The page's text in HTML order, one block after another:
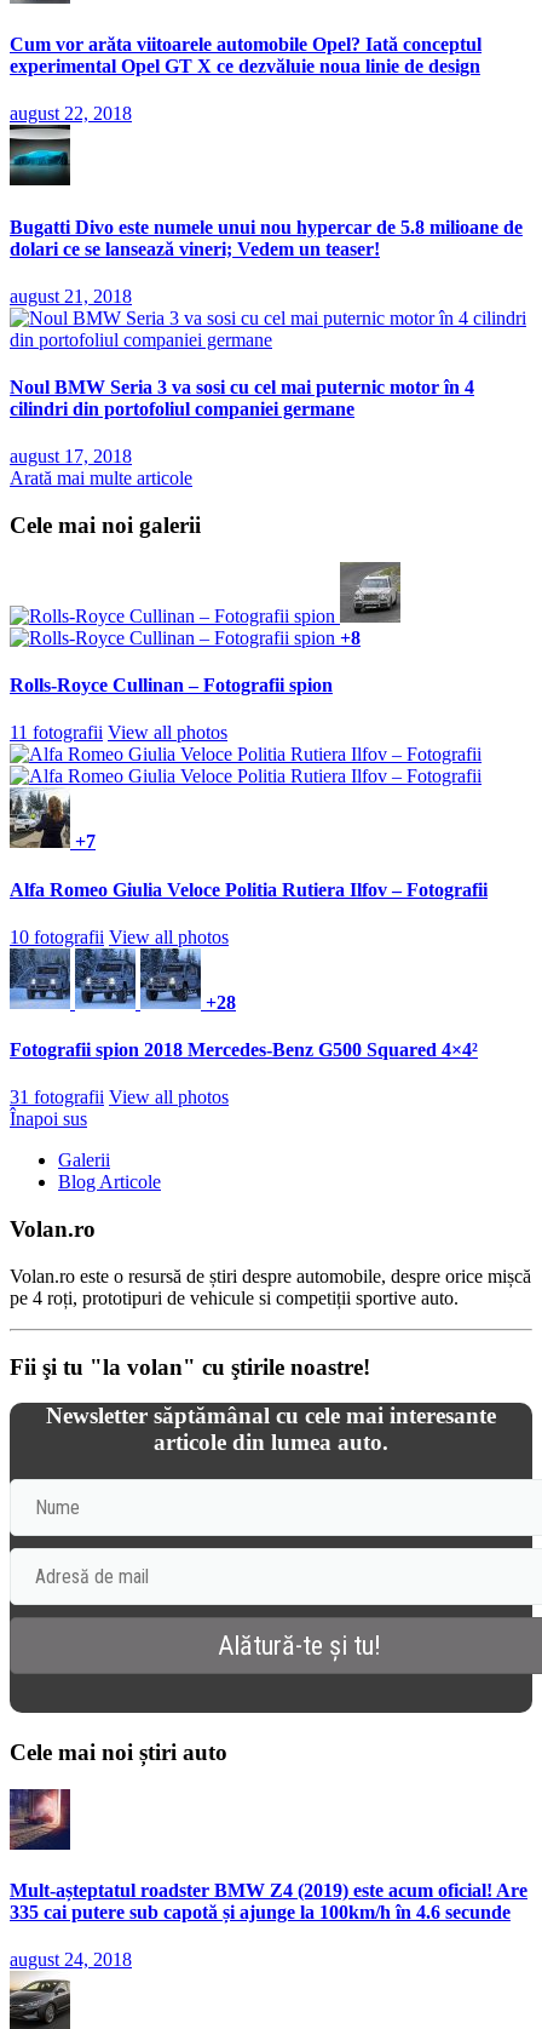
Cum vor arăta viitoarele automobile Opel? Iată conceptul
experimental Opel GT X ce dezvăluie noua linie de design
august 22, 2018
Bugatti Divo este numele unui nou hypercar de 5.8 milioane de
dolari ce se lansează vineri; Vedem un teaser!
august 21, 2018
Noul BMW Seria 3 va sosi cu cel mai puternic motor în 4
cilindri din portofoliul companiei germane
august 17, 2018
Arată mai multe articole
Cele mai noi galerii
+8
Rolls-Royce Cullinan – Fotografii spion
11 fotografii View all photos
+7
Alfa Romeo Giulia Veloce Politia Rutiera Ilfov – Fotografii
10 fotografii View all photos
+28
Fotografii spion 2018 Mercedes-Benz G500 Squared 4×4²
31 fotografii View all photos
Înapoi sus
Galerii
Blog Articole
Volan.ro
Volan.ro este o resursă de știri despre automobile, despre orice mișcă
pe 4 roți, prototipuri de vehicule si competiții sportive auto.
Fii şi tu "la volan" cu ştirile noastre!
Newsletter săptămânal cu cele mai interesante
articole din lumea auto.
Cele mai noi știri auto
Mult-așteptatul roadster BMW Z4 (2019) este acum oficial! Are
335 cai putere sub capotă și ajunge la 100km/h în 4.6 secunde
august 24, 2018